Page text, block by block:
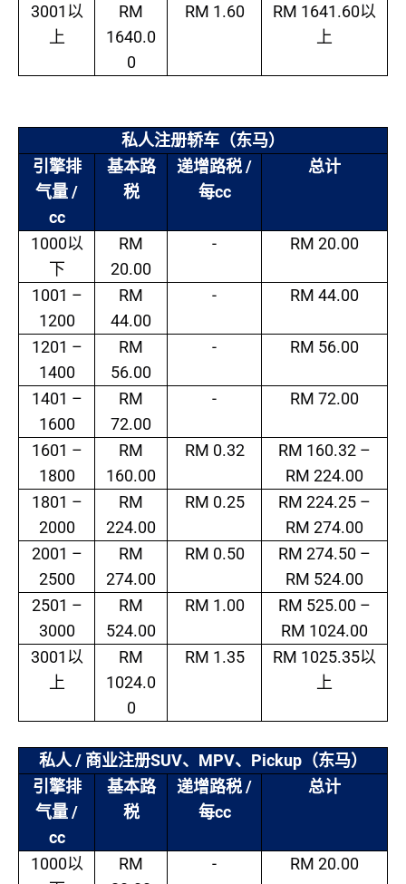
3001 以
上
RM
1640.0
0
RM 1.60 RM 1641.60以
上
私人注册轿车（东马）
引擎排
气量 /
cc
基本路
税
递增路税 /
每cc
总计
1000以
下
RM
20.00
- RM 20.00
1001 –
1200
RM
44.00
- RM 44.00
1201 –
1400
RM
56.00
- RM 56.00
1401 –
1600
RM
72.00
- RM 72.00
1601 –
1800
RM
160.00
RM 0.32
RM 160.32 –
RM 224.00
1801 –
2000
RM
224.00
RM 0.25
RM 224.25 –
RM 274.00
2001 –
2500
RM
274.00
RM 0.50
RM 274.50 –
RM 524.00
2501 –
3000
RM
524.00
RM 1.00
RM 525.00 –
RM 1024.00
3001 以
上
RM
1024.0
0
RM 1.35 RM 1025.35以
上
私人 / 商业注册SUV、 MPV、 Pickup （东马）
引擎排
气量 /
cc
基本路
税
递增路税 /
每cc
总计
1000以
RM
- RM 20.00